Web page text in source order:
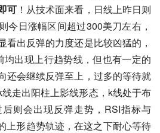
可！从技术面来看，日线上昨日则
今日涨幅区间超过300美刀左右，
看出反弹的力度还是比较凶猛的，
出现上行趋势线，但也有一定的
还会继续反弹至上，过多的等待就
走出阳柱上影线形态，k线处于布
则会出现反弹走势，RSI指标与
上形趋势轨迹，在这之下耐心等待